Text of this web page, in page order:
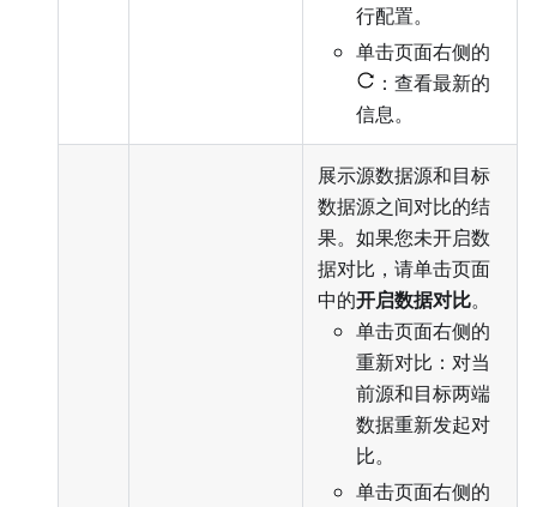
行配置。
单击页面右侧的
：查看最新的
信息。
展示源数据源和目标
数据源之间对比的结
果。如果您未开启数
据对比，请单击页面
中的开启数据对比。
单击页面右侧的
重新对比：对当
前源和目标两端
数据重新发起对
比。
单击页面右侧的